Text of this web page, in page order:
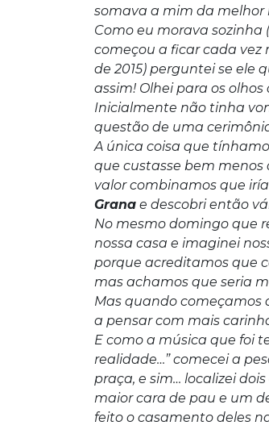
somava a mim da melhor
Como eu morava
começou a ficar cada
de 2015) perguntei se ele
assim! Olhei para os
Inicialmente não tinha
questão de uma
A única coisa que
que custasse bem menos
valor combinamos que
Grana e descobri então
No mesmo domingo que
nossa casa e imaginei
porque acreditamos que
mas achamos que seria
Mas quando começamos
a pensar com mais
E como a música que foi
realidade…” comecei a
praça, e sim… localizei
maior cara de pau e um
feito o casamento deles